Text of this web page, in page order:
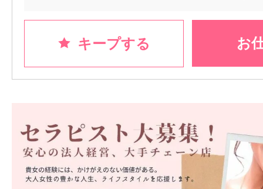
キープする お